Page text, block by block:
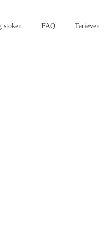
stoken FAQ Tarieven